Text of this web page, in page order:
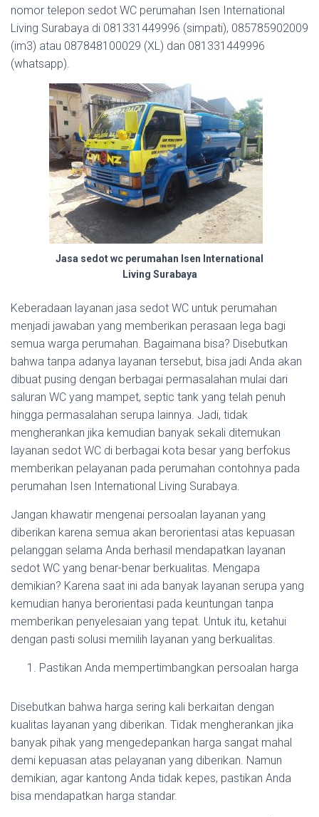
nomor telepon sedot WC perumahan Isen International
Living Surabaya di 081331449996 (simpati), 085785902009
(im3) atau 087848100029 (XL) dan 081331449996
(whatsapp).
Jasa sedot wc perumahan Isen International
Living Surabaya
Keberadaan layanan jasa sedot WC untuk perumahan
menjadi jawaban yang memberikan perasaan lega bagi
semua warga perumahan. Bagaimana bisa? Disebutkan
bahwa tanpa adanya layanan tersebut, bisa jadi Anda akan
dibuat pusing dengan berbagai permasalahan mulai dari
saluran WC yang mampet, septic tank yang telah penuh
hingga permasalahan serupa lainnya. Jadi, tidak
mengherankan jika kemudian banyak sekali ditemukan
layanan sedot WC di berbagai kota besar yang berfokus
memberikan pelayanan pada perumahan contohnya pada
perumahan Isen International Living Surabaya.
Jangan khawatir mengenai persoalan layanan yang
diberikan karena semua akan berorientasi atas kepuasan
pelanggan selama Anda berhasil mendapatkan layanan
sedot WC yang benar-benar berkualitas. Mengapa
demikian? Karena saat ini ada banyak layanan serupa yang
kemudian hanya berorientasi pada keuntungan tanpa
memberikan penyelesaian yang tepat. Untuk itu, ketahui
dengan pasti solusi memilih layanan yang berkualitas.
Pastikan Anda mempertimbangkan persoalan harga
Disebutkan bahwa harga sering kali berkaitan dengan
kualitas layanan yang diberikan. Tidak mengherankan jika
banyak pihak yang mengedepankan harga sangat mahal
demi kepuasan atas pelayanan yang diberikan. Namun
demikian, agar kantong Anda tidak kepes, pastikan Anda
bisa mendapatkan harga standar.